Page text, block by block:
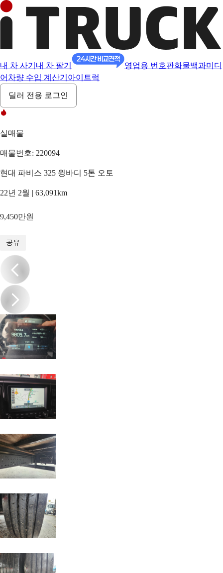
내 차 사기 내 차 팔기 영업용 번호판화물백과미디
어 차량 수입 계산기 아이트럭
딜러 전용 로그인
실매물
매물번호: 220094
현대 파비스 325 윙바디 5톤 오토
22년 2월 | 63,091km
9,450만원
공유
/18